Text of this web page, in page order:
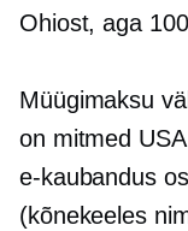
Ohiost, aga
Müügimaksu
on mitmed
e-kaubandus
(kõnekeeles